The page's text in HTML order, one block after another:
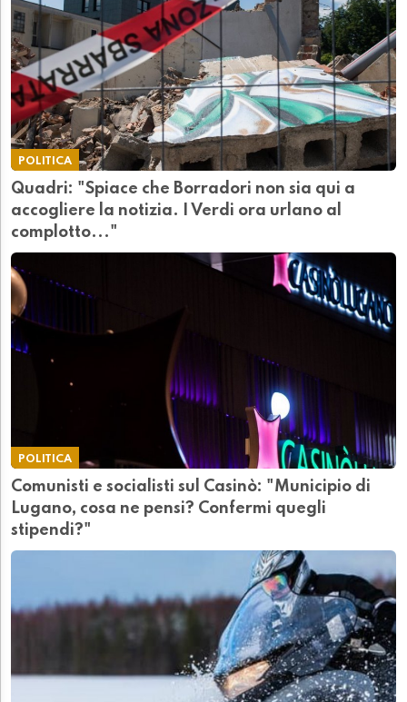
POLITICA
Quadri: "Spiace che Borradori non sia qui a
accogliere la notizia. I Verdi ora urlano al
complotto..."
POLITICA
Comunisti e socialisti sul Casinò: "Municipio di
Lugano, cosa ne pensi? Confermi quegli
stipendi?"